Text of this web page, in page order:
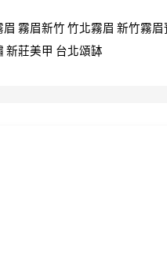
眉 霧眉新竹 竹北霧眉 新竹霧眉
新莊美甲 台北頌缽